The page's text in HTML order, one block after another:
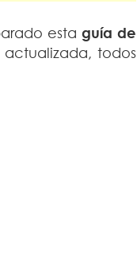
estaguía de
todos